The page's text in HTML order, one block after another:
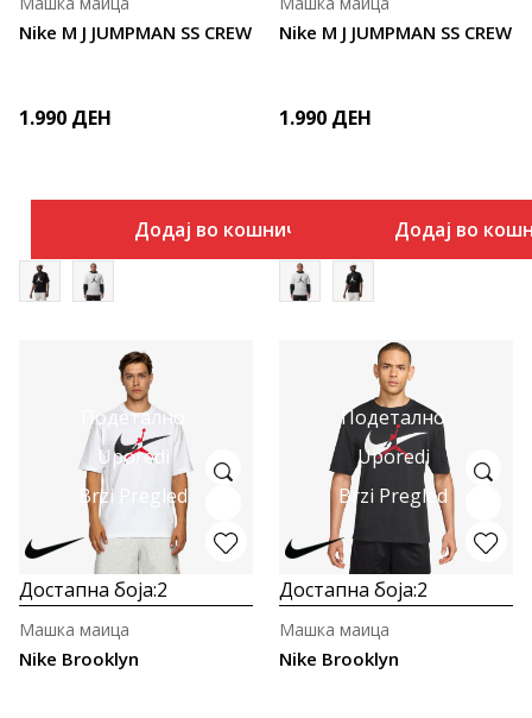
Nike M J JUMPMAN SS CREW
1.990 ДЕН
Додај во кошничка
Nike M J JUMPMAN SS CREW
1.990 ДЕН
Додај во
Подетално
Uporedi
Brzi Pregled
Достапна боја:2
Nike Brooklyn
Машка маица
Подетално
Uporedi
Brzi Pregled
Достапна боја:2
Nike Brooklyn
Машка маица